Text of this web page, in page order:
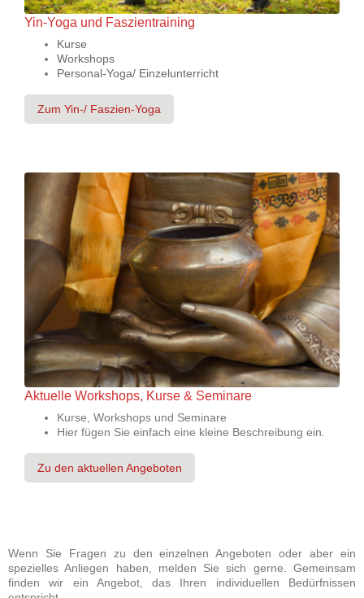
Yin-Yoga und Faszientraining
Kurse
Workshops
Personal-Yoga/ Einzelunterricht
Zum Yin-/ Faszien-Yoga
Aktuelle Workshops, Kurse & Seminare
Kurse, Workshops und Seminare
Hier fügen Sie einfach eine kleine Beschreibung ein.
Zu den aktuellen Angeboten
Wenn Sie Fragen zu den einzelnen Angeboten oder aber ein
spezielles Anliegen haben, melden Sie sich gerne. Gemeinsam
finden wir ein Angebot, das Ihren individuellen Bedürfnissen